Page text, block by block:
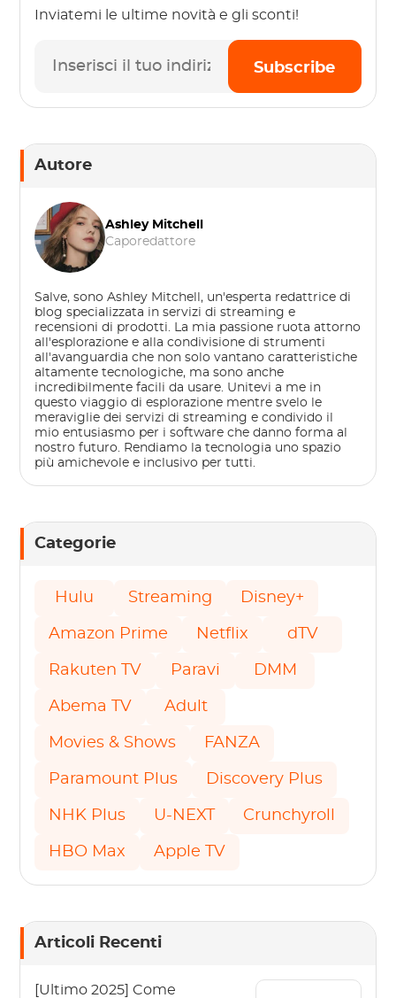
Inviatemi le ultime novità e gli sconti!
Subscribe
Autore
Ashley Mitchell
Caporedattore
Salve, sono Ashley Mitchell, un'esperta redattrice di
blog specializzata in servizi di streaming e
recensioni di prodotti. La mia passione ruota attorno
all'esplorazione e alla condivisione di strumenti
all'avanguardia che non solo vantano caratteristiche
altamente tecnologiche, ma sono anche
incredibilmente facili da usare. Unitevi a me in
questo viaggio di esplorazione mentre svelo le
meraviglie dei servizi di streaming e condivido il
mio entusiasmo per i software che danno forma al
nostro futuro. Rendiamo la tecnologia uno spazio
più amichevole e inclusivo per tutti.
Categorie
Hulu Streaming Disney+
Amazon Prime Netflix dTV
Rakuten TV Paravi DMM
Abema TV Adult
Movies & Shows FANZA
Paramount Plus Discovery Plus
NHK Plus U-NEXT Crunchyroll
HBO Max Apple TV
Articoli Recenti
[Ultimo 2025] Come